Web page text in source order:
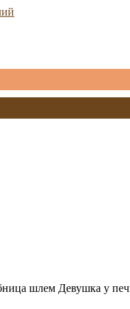
шлем Девушка у